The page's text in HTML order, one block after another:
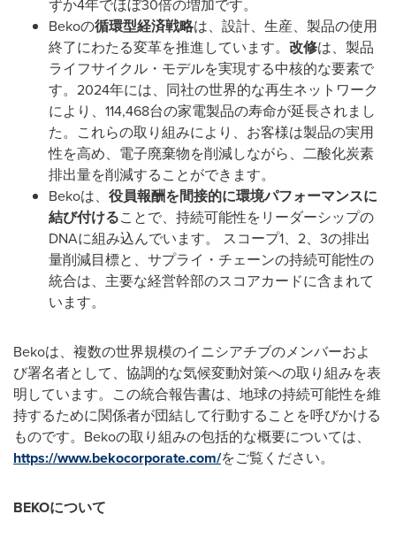
ずか4年でほぼ30倍の増加です。
Bekoの循環型経済戦略は、設計、生産、製品の使用
終了にわたる変革を推進しています。 改修は、製品
ライフサイクル・モデルを実現する中核的な要素で
す。2024年には、同社の世界的な再生ネットワーク
により、114,468台の家電製品の寿命が延長されまし
た。これらの取り組みにより、お客様は製品の実用
性を高め、電子廃棄物を削減しながら、二酸化炭素
排出量を削減することができます。
Bekoは、 役員報酬を間接的に環境パフォーマンスに
結び付けることで、持続可能性をリーダーシップの
DNAに組み込んでいます。 スコープ1、2、3の排出
量削減目標と、サプライ・チェーンの持続可能性の
統合は、主要な経営幹部のスコアカードに含まれて
います。
Bekoは、複数の世界規模のイニシアチブのメンバーおよ
び署名者として、協調的な気候変動対策への取り組みを表
明しています。この統合報告書は、地球の持続可能性を維
持するために関係者が団結して行動することを呼びかける
ものです。Bekoの取り組みの包括的な概要については、
https://www.bekocorporate.com/をご覧ください。
BEKOについて